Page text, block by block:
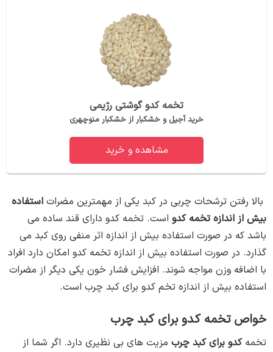
تخمه کدو گوشتی رژیمی
خرید آجیل و خشکبار از خشکبار منوچهری
مشاهده و خرید
بالا رفتن ترشحات چربی در کبد یکی از مهمترین مضرات استفاده
بیش از اندازه تخمه کدو است. تخمه کدو دارای قند ساده می
‌باشد که در صورت استفاده بیش از اندازه اثر منفی روی کبد می‌
گذارد. در صورت استفاده بیش از اندازه تخمه کدو امکان دارد افراد
با اضافه وزن مواجه شوند. افزایش فشار خون یکی دیگر از مضرات
استفاده بیش از اندازه تخم کدو برای کبد چرب است.
خواص تخمه کدو برای کبد چرب
تخمهکدو برای کبد چرب مزیت‌ های بی ‌نظیری دارد. اگر شما از